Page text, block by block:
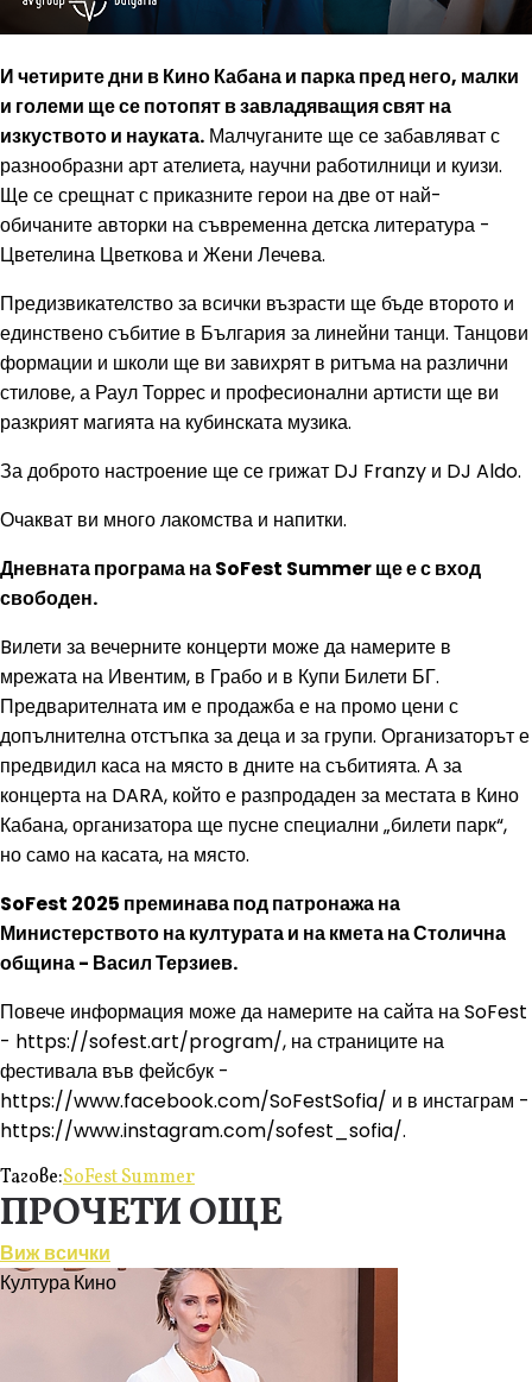
И четирите дни в Кино Кабана и парка пред него, малки
и големи ще се потопят в завладяващия свят на
изкуството и науката. Малчуганите ще се забавляват с
разнообразни арт ателиета, научни работилници и куизи.
Ще се срещнат с приказните герои на две от най-
обичаните авторки на съвременна детска литература -
Цветелина Цветкова и Жени Лечева.
Предизвикателство за всички възрасти ще бъде второто и
единствено събитие в България за линейни танци. Танцови
формации и школи ще ви завихрят в ритъма на различни
стилове, а Раул Торрес и професионални артисти ще ви
разкрият магията на кубинската музика.
За доброто настроение ще се грижат DJ Franzy и DJ Aldo.
Очакват ви много лакомства и напитки.
Дневната програма на SoFest Summer ще е с вход
свободен.
Bилети за вечерните концерти може да намерите в
мрежата на Ивентим, в Грабо и в Купи Билети БГ.
Предварителната им е продажба е на промо цени с
допълнителна отстъпка за деца и за групи. Организаторът е
предвидил каса на място в дните на събитията. А за
концерта на DARA, който е разпродаден за местата в Кино
Кабана, организатора ще пусне специални „билети парк“,
но само на касата, на място.
SoFest 2025 преминава под патронажа на
Министерството на културата и на кмета на Столична
община - Васил Терзиев.
Повече информация може да намерите на сайта на SoFest
- https://sofest.art/program/, на страниците на
фестивала във фейсбук -
https://www.facebook.com/SoFestSofia/ и в инстаграм -
https://www.instagram.com/sofest_sofia/.
Тагове:SoFest Summer
ПРОЧЕТИ ОЩЕ
Виж всички
КултураКино